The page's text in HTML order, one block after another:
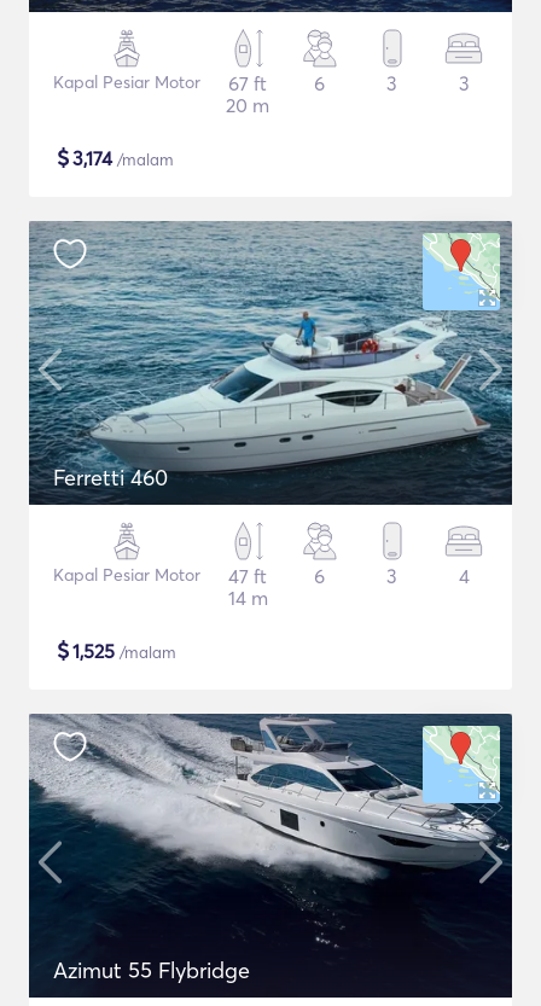
Kapal Pesiar Motor
67 ft
20 m
6 3 3
$3,174/malam
Ferretti 460
Kapal Pesiar Motor
47 ft
14 m
6 3 4
$1,525 /malam
Azimut 55 Flybridge